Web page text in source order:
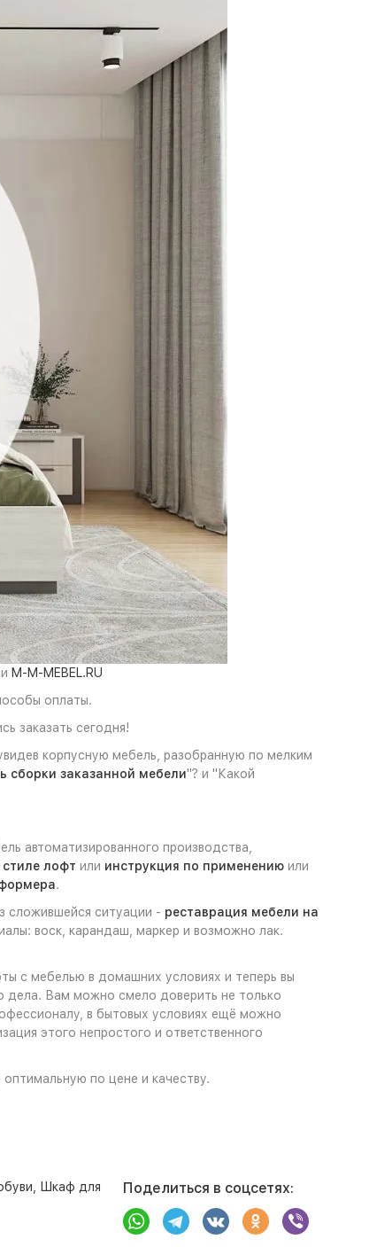
M-M-MEBEL.RU
оплаты.
заказать сегодня!
корпусную мебель, разобранную по мелким
сборки заказанной мебели"? и "Какой
автоматизированного производства,
лофт или инструкция по применениюили
.
сложившейся ситуации - реставрация мебели на
воск, карандаш, маркер и возможно лак.
с мебелью в домашних условиях и теперь вы
дела. Вам можно смело доверить не только
в бытовых условиях ещё можно
этого непростого и ответственного
оптимальную по цене и качеству.
Шкаф для
Поделиться в соцсетях: